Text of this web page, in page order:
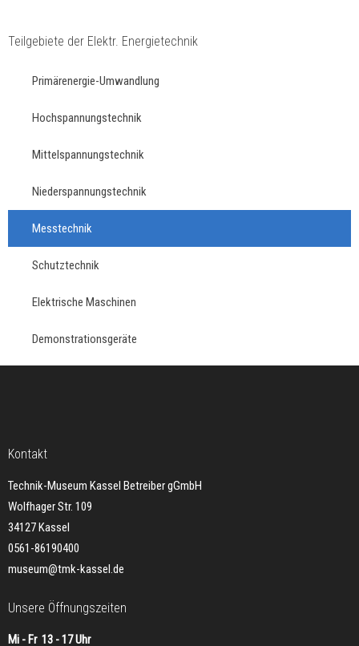
Teilgebiete der Elektr. Energietechnik
Primärenergie-Umwandlung
Hochspannungstechnik
Mittelspannungstechnik
Niederspannungstechnik
Messtechnik
Schutztechnik
Elektrische Maschinen
Demonstrationsgeräte
Kontakt
Technik-Museum Kassel Betreiber gGmbH
Wolfhager Str. 109
34127 Kassel
0561-86190400
museum@tmk-kassel.de
Unsere Öffnungszeiten
Mi - Fr 13 - 17 Uhr